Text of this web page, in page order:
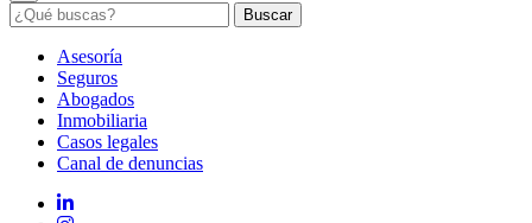
Buscar
Asesoría
Seguros
Abogados
Inmobiliaria
Casos legales
Canal de denuncias